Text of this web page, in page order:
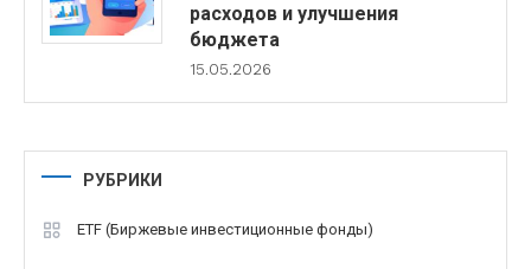
расходов и улучшения
бюджета
15.05.2026
РУБРИКИ
ETF (Биржевые инвестиционные фонды)